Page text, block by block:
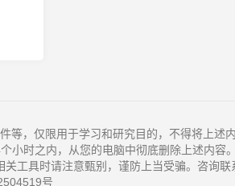
等，仅限用于学习和研究目的，不得将上述
小时之内，从您的电脑中彻底删除上述内容
工具时请注意甄别，谨防上当受骗。咨询联
号